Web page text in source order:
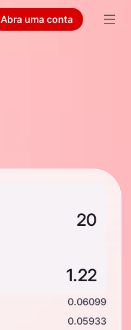
Abra uma conta
0.06099
0.05933